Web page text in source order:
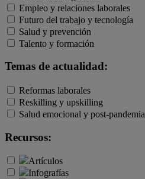
Empleo y relaciones laborales
Futuro del trabajo y tecnología
Salud y prevención
Talento y formación
Temas de actualidad:
Reformas laborales
Reskilling y upskilling
Salud emocional y post-pandemia
Recursos:
Artículos
Infografías